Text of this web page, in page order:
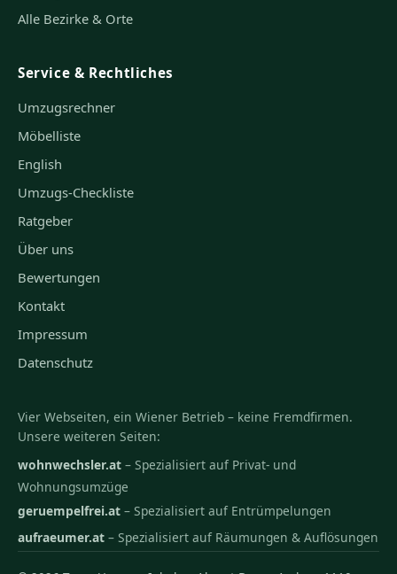
Alle Bezirke & Orte
Service & Rechtliches
Umzugsrechner
Möbelliste
English
Umzugs-Checkliste
Ratgeber
Über uns
Bewertungen
Kontakt
Impressum
Datenschutz
Vier Webseiten, ein Wiener Betrieb – keine Fremdfirmen.
Unsere weiteren Seiten:
wohnwechsler.at – Spezialisiert auf Privat- und
Wohnungsumzüge
geruempelfrei.at – Spezialisiert auf Entrümpelungen
aufraeumer.at – Spezialisiert auf Räumungen & Auflösungen